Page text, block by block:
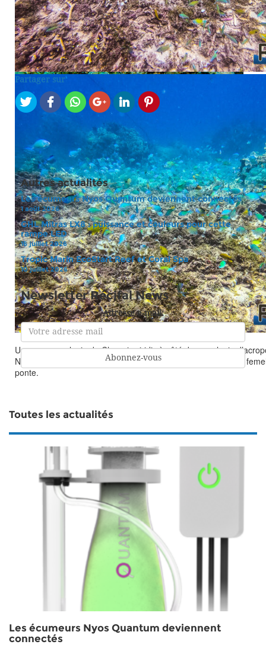
Un individu en train de passer en coloration d’excitation.
Toutes les demoiselles prennent part à l’événement et un carré
petits oeufs transparents.
Une grosse colonie de Chromis viridis à côté de sa colonie
Notez les mâles jaunes en dessous, qui essayent d’attirer les
ponte.
Partager sur
Autres actualités
Les écumeurs Nyos Quantum deviennent connectés
1 août 2026
GHL Mitras LX8 : puissance et couleurs pour cette
rampe LED
16 juillet 2026
Tropic Marin EcoStart Reef et Coral Spa
10 juillet 2026
Newsletter Récifal News
Adresse e-mail:
Toutes les actualités
Les écumeurs Nyos Quantum deviennent
connectés